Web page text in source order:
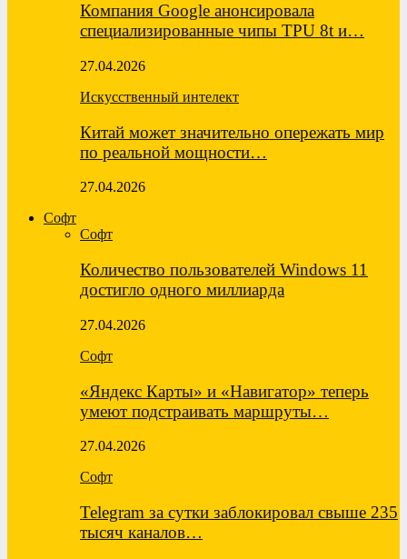
Компания Google анонсировала
специализированные чипы TPU 8t и…
27.04.2026
Искусственный интелект
Китай может значительно опережать мир
по реальной мощности…
27.04.2026
Софт
Софт
Количество пользователей Windows 11
достигло одного миллиарда
27.04.2026
Софт
«Яндекс Карты» и «Навигатор» теперь
умеют подстраивать маршруты…
27.04.2026
Софт
Telegram за сутки заблокировал свыше 235
тысяч каналов…